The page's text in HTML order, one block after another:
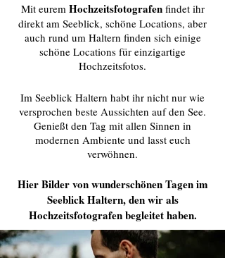
Mit eurem Hochzeitsfotografenfindet ihr
direkt am Seeblick, schöne Locations, aber
auch rund um Haltern finden sich einige
schöne Locations für einzigartige
Hochzeitsfotos.
Im Seeblick Haltern habt ihr nicht nur wie
versprochen beste Aussichten auf den See.
Genießt den Tag mit allen Sinnen in
modernen Ambiente und lasst euch
verwöhnen.
Hier Bilder von wunderschönen Tagen im
Seeblick Haltern, den wir als
Hochzeitsfotografen begleitet haben.